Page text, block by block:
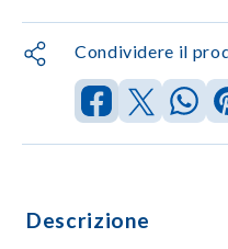
Condividere il
Descrizione